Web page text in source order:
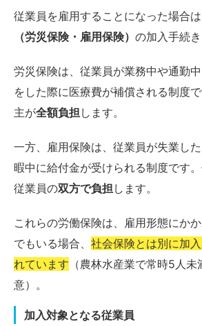
従業員を雇用することになった場合は
（労災保険・雇用保険） の加入手続き
労災保険は、従業員が業務中や通勤
をした際に医療費が補償される制度
主が全額負担します。
一方、雇用保険は、従業員が失業し
暇中に給付金が受けられる制度です
従業員の双方で負担します。
これらの労働保険は、雇用形態にか
でもいる場合、 社会保険とは別に加
れています （農林水産業で常時5人
意）。
加入対象となる従業員